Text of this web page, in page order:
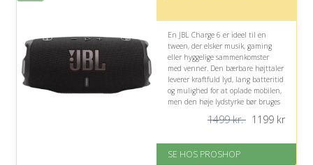
En JBL Charge 6 er ideel til en
tween, der elsker musik, gaming
eller hyggelige sammenkomster
med venner. Den bærbare højttaler
leverer kraftfuld lyd, lang batteritid
og mulighed for at oplade mobilen,
men den høje lydstyrke bør bruges
Fremragende Trustpilot rating
1499 kr. 1199kr
SE HOS PROSHOP